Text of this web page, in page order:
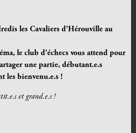
les Cavaliers d’Hérouville au
le club d’échecs vous attend pour
une partie, débutant.e.s
les bienvenu.e.s !
et grand.e.s !